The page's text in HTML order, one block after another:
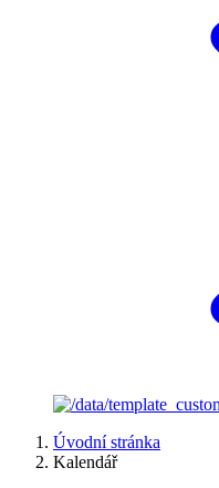
Úvodní stránka
Kalendář